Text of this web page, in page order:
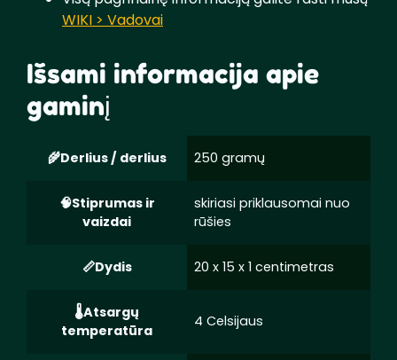
WIKI > Vadovai
Išsami informacija apie
gaminį
Derlius / derlius 250 gramų
Stiprumas ir
vaizdai
skiriasi priklausomai nuo
rūšies
Dydis 20 x 15 x 1 centimetras
Atsargų
temperatūra
4 Celsijaus